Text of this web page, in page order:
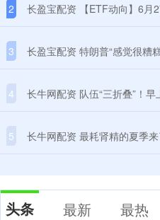
2 长盈宝配资 【ETF动向】6月27日富国上证科
3 长盈宝配资 特朗普“感觉很糟
4 长牛网配资 队伍“三折叠”！早上合肥
5 长牛网配资 最耗肾精的夏季来了，脊髓损伤的朋友，试试这碗汤
头条 最新 最热